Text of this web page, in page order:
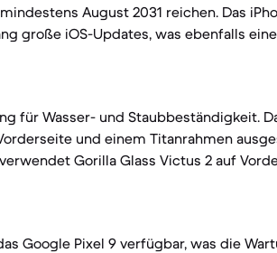
August 2031 reichen. Das
große iOS-Updates, was ebenfalls
für Wasser- und Staubbeständigkeit.
und einem Titanrahmen
Gorilla Glass Victus 2 auf
Google Pixel 9 verfügbar, was die